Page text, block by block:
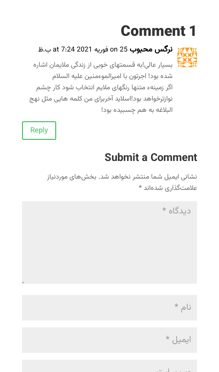
1 Comment
نرگس محبوبon 25 فوریه 2021 at 7:24 ب.ظ
بسیار عالی!به قسمتهای خوبی از زندگی ملایمان اشاره
شده بود! اجرتون با امیرالموءمنین علیه السلام
اگر زمینهء متنها رنگهای ملایم انتخاب شود کار چشم
نوازترخواهد بود!اسلاید آخربرای من کلمه هایی مثل نهج
البلاغه به هم چسبیده بود!
Reply
Submit a Comment
نشانی ایمیل شما منتشر نخواهد شد. بخش‌های موردنیاز
علامت‌گذاری شده‌اند*